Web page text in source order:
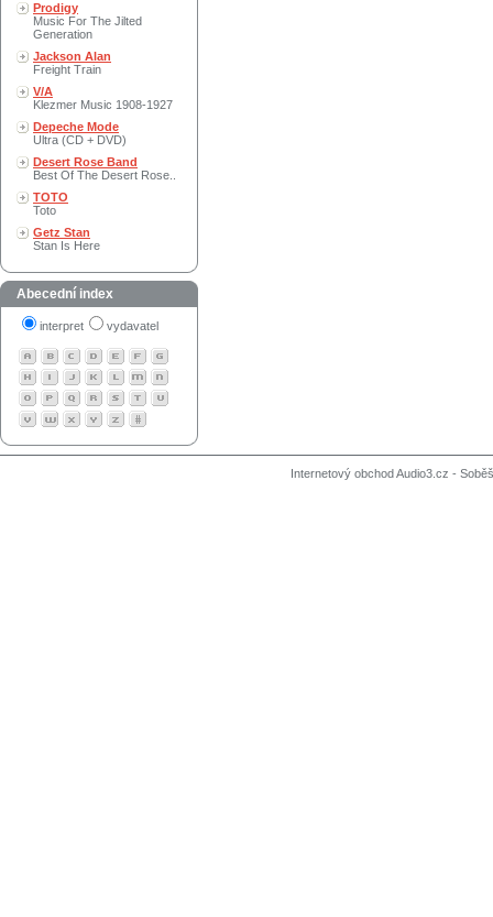
Prodigy
Music For The Jilted
Generation
Jackson Alan
Freight Train
V/A
Klezmer Music 1908-1927
Depeche Mode
Ultra (CD + DVD)
Desert Rose Band
Best Of The Desert Rose..
TOTO
Toto
Getz Stan
Stan Is Here
Abecední index
interpret vydavatel
Internetový obchod Audio3.cz -